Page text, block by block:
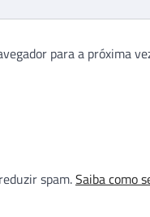
para a próxima
spam.Saiba como